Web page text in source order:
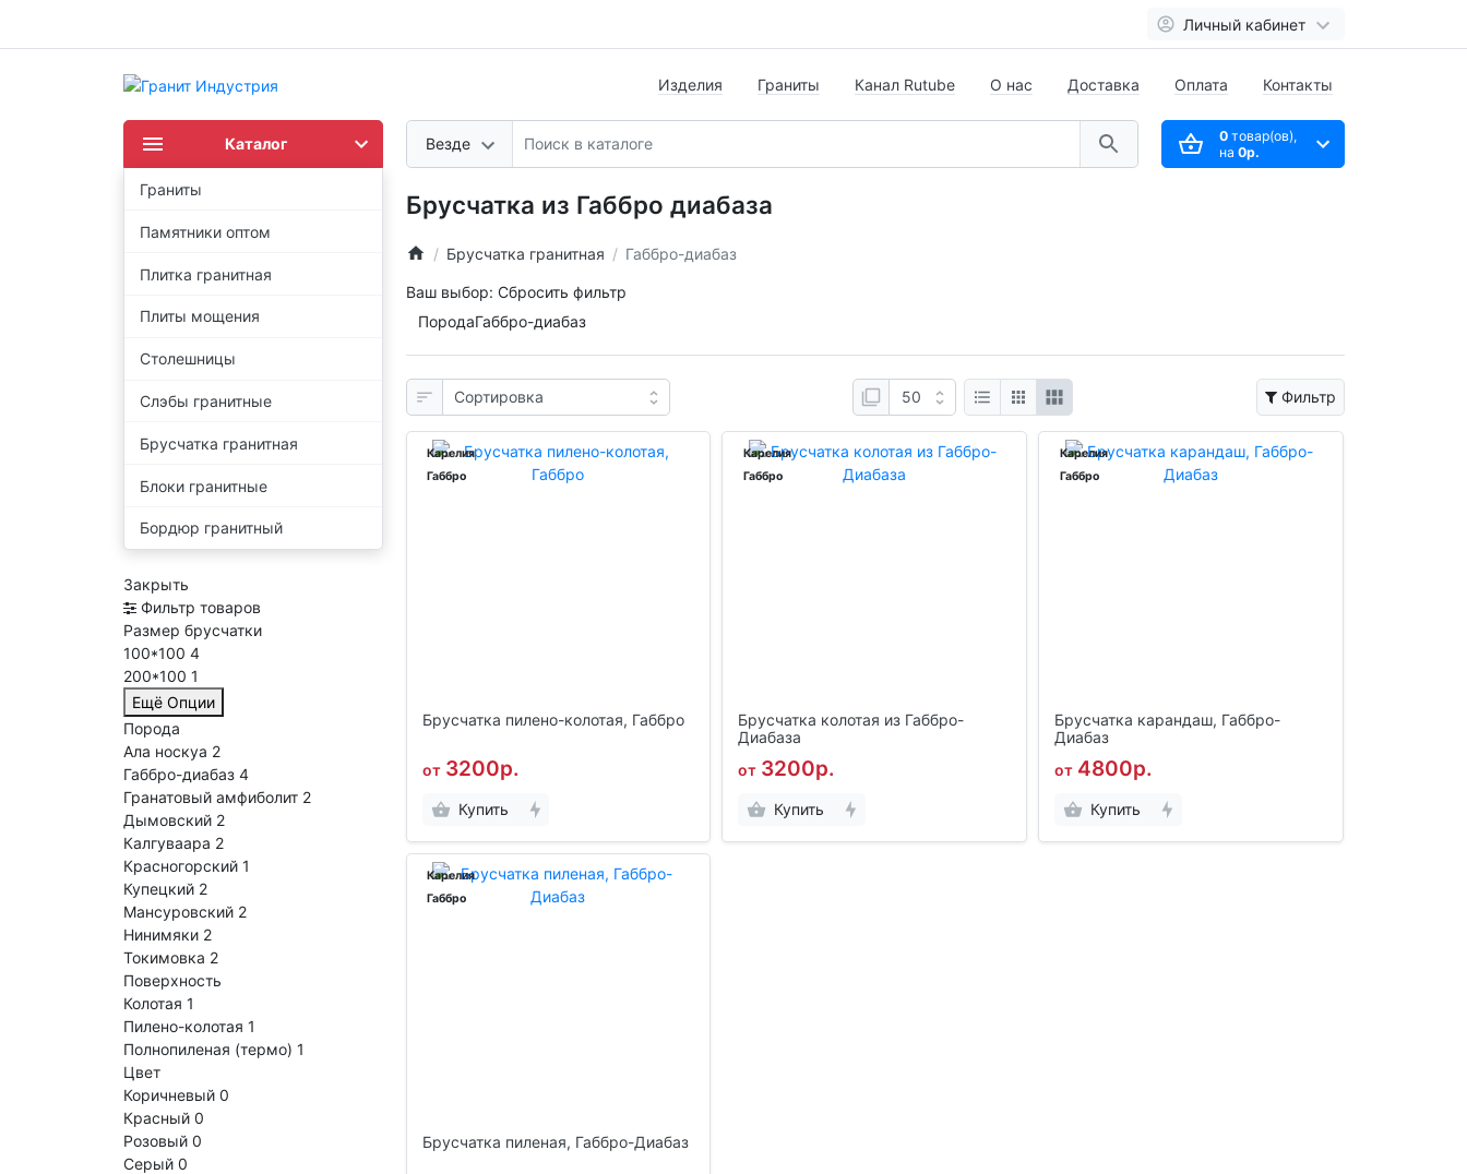
Личный кабинет
Везде
Изделия Граниты Канал Rutube О нас Доставка Оплата Контакты
0товар(ов),
на 0р.
Каталог
Граниты
Памятники оптом
Плитка гранитная
Плиты мощения
Столешницы
Слэбы гранитные
Брусчатка гранитная
Блоки гранитные
Бордюр гранитный
Закрыть
Фильтр товаров
Размер брусчатки
100*100 4
200*100 1
Ещё Опции
Порода
Ала носкуа 2
Габбро-диабаз 4
Гранатовый амфиболит 2
Дымовский 2
Калгуваара 2
Красногорский 1
Купецкий 2
Мансуровский 2
Нинимяки 2
Токимовка 2
Поверхность
Колотая 1
Пилено-колотая 1
Полнопиленая (термо) 1
Цвет
Коричневый 0
Красный 0
Розовый 0
Серый 0
Брусчатка из Габбро диабаза
Брусчатка гранитная Габбро-диабаз
Ваш выбор: Сбросить фильтр
ПородаГаббро-диабаз
Фильтр
Карелия
Габбро
Брусчатка пилено-колотая, Габбро
от 3200р.
Купить
Карелия
Габбро
Брусчатка колотая из Габбро-
Диабаза
от 3200р.
Купить
Карелия
Габбро
Брусчатка карандаш, Габбро-
Диабаз
от 4800р.
Купить
Карелия
Габбро
Брусчатка пиленая, Габбро-Диабаз